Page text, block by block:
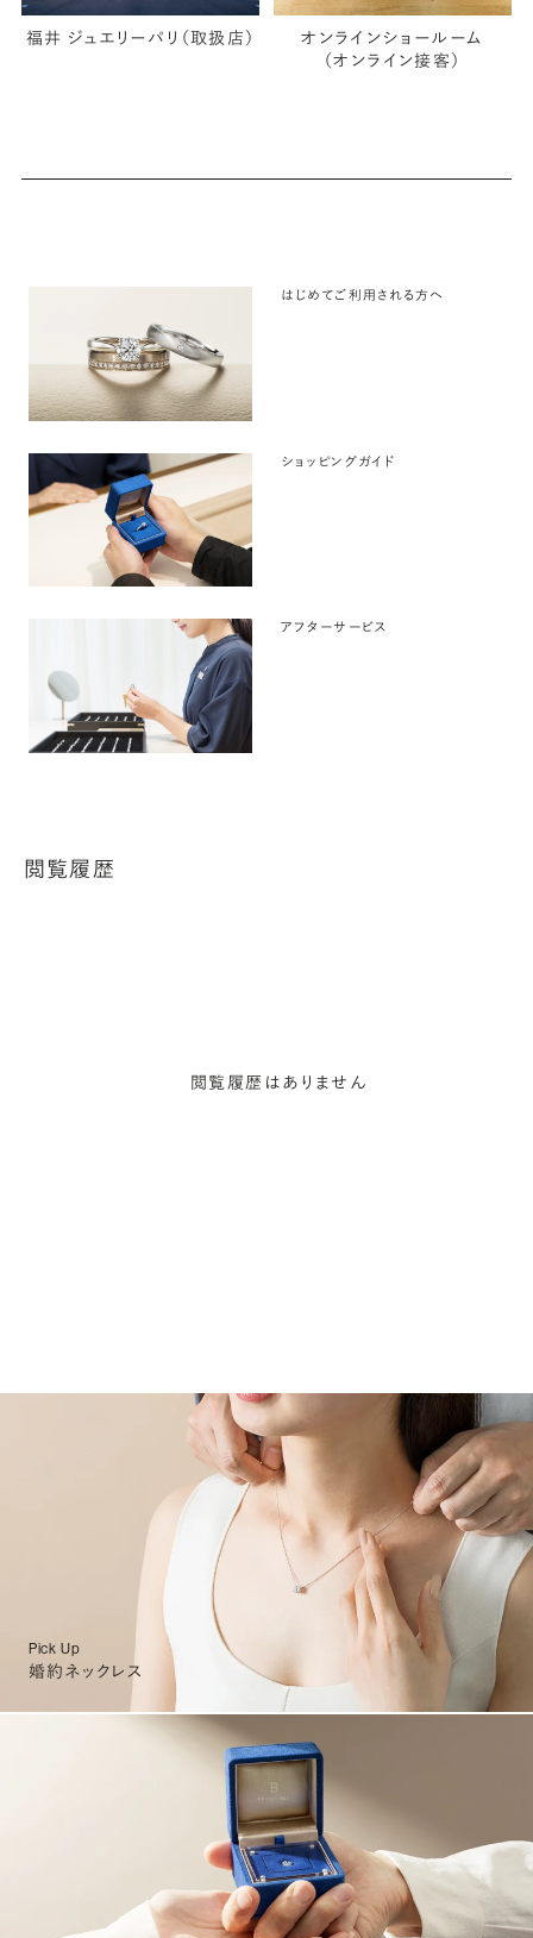
福井 ジュエリーパリ（取扱店）
オンラインショールーム
（オンライン接客）
はじめてご利用される方へ
ショッピングガイド
アフターサービス
閲覧履歴
閲覧履歴はありません
Pick Up
婚約ネックレス